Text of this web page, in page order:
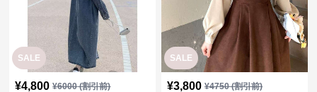
たりデニムワンピース
ボン ジャンパースカート
人気